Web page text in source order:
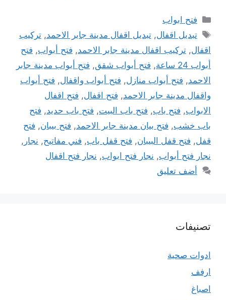
التصنيفات
فتح ابواب
الوسوم
تبديل اقفال,تبديل اقفال مدينة جابر الاحمد,تركيب
اقفال, تركيب اقفال مدينة جابر الاحمد, فتح أبواب, فتح
أبواب 24 ساعة
, فتح أبواب شقق, فتح أبواب مدينة جابر
الاحمد, فتح أبواب منازل, فتح أبواب واقفال, فتح أبواب
واقفال مدينة جابر الاحمد, فتح اقفال, فتح اقفال
الابواب, فتح باب, فتح باب البيت, فتح باب حديد, فتح
باب خشب, فتح بيان مدينة جابر الاحمد, فتح بيبان, فتح
قفل, فتح قفل البيبان, فتح قفل باب, فني مفاتيح, نجار ,
نجار فتح أبواب, نجار فتح ابواب, نجار فتح اقفال
أضف تعليق
تصنيفات
ادوات صحية
ارفف
اصباغ